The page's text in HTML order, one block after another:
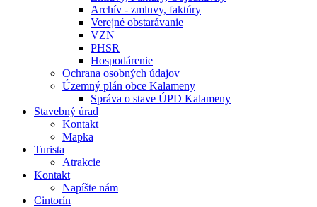
Archív - zmluvy, faktúry
Verejné obstarávanie
VZN
PHSR
Hospodárenie
Ochrana osobných údajov
Územný plán obce Kalameny
Správa o stave ÚPD Kalameny
Stavebný úrad
Kontakt
Mapka
Turista
Atrakcie
Kontakt
Napíšte nám
Cintorín